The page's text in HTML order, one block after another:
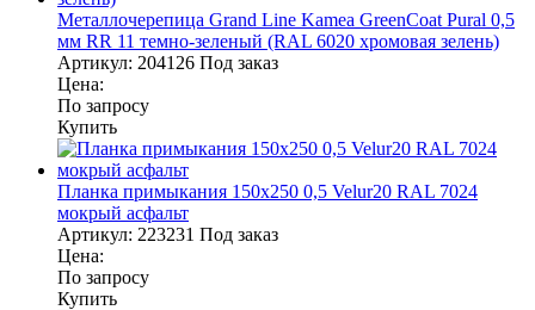
Металлочерепица Grand Line Kamea GreenCoat Pural 0,5
мм RR 11 темно-зеленый (RAL 6020 хромовая зелень)
Артикул: 204126 Под заказ
Цена:
По запросу
Купить
Планка примыкания 150х250 0,5 Velur20 RAL 7024
мокрый асфальт
Артикул: 223231 Под заказ
Цена:
По запросу
Купить